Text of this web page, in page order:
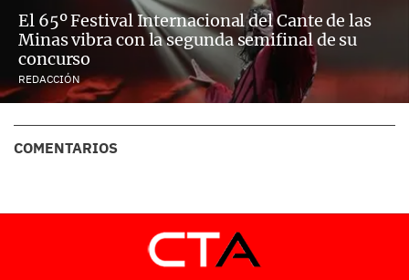
El 65º Festival Internacional del Cante de las
Minas vibra con la segunda semifinal de su
concurso
REDACCIÓN
COMENTARIOS